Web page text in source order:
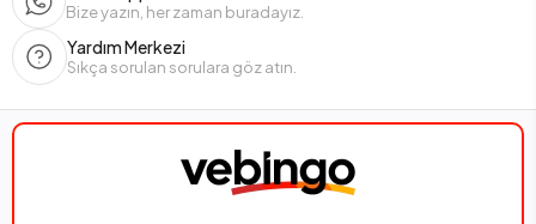
Bize yazın, her zaman buradayız.
Yardım Merkezi
Sıkça sorulan sorulara göz atın.